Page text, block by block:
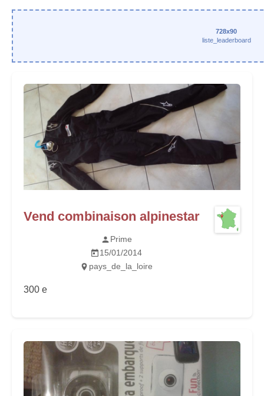
728x90
liste_leaderboard
Vend combinaison alpinestar
Prime
15/01/2014
pays_de_la_loire
300 e